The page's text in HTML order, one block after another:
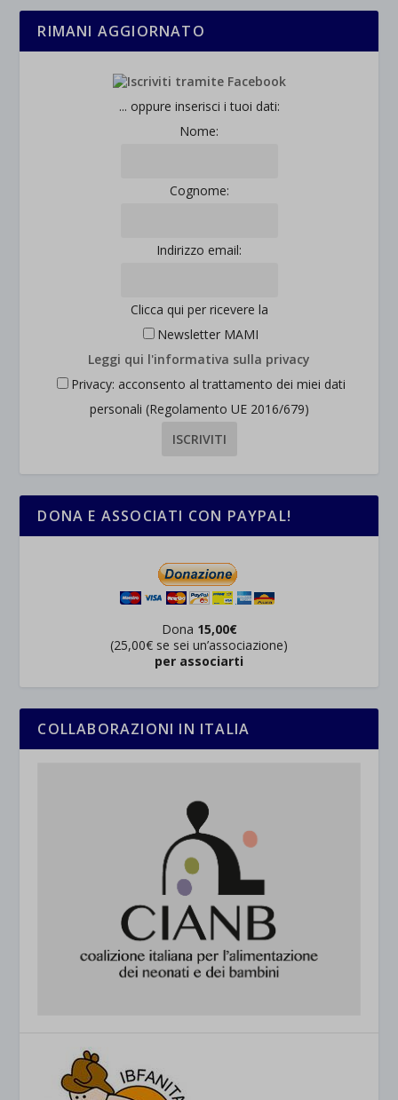
RIMANI AGGIORNATO
... oppure inserisci i tuoi dati:
Nome:
Cognome:
Indirizzo email:
Clicca qui per ricevere la
Newsletter MAMI
Leggi qui l'informativa sulla privacy
Privacy: acconsento al trattamento dei miei dati
personali (Regolamento UE 2016/679)
DONA E ASSOCIATI CON PAYPAL!
Dona 15,00€
(25,00€ se sei un’associazione)
per associarti
COLLABORAZIONI IN ITALIA